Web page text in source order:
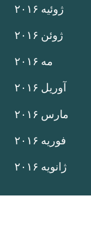
ژوئیه ۲۰۱۶
ژوئن ۲۰۱۶
مه ۲۰۱۶
آوریل ۲۰۱۶
مارس ۲۰۱۶
فوریه ۲۰۱۶
ژانویه ۲۰۱۶